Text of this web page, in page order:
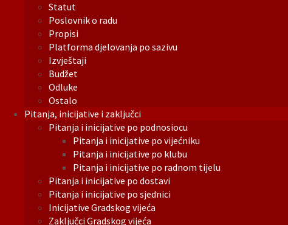
Statut
Poslovnik o radu
Propisi
Platforma djelovanja po sazivu
Izvještaji
Budžet
Odluke
Ostalo
Pitanja, inicijative i zaključci
Pitanja i inicijative po podnosiocu
Pitanja i inicijative po vijećniku
Pitanja i inicijative po klubu
Pitanja i inicijative po radnom tijelu
Pitanja i inicijative po dostavi
Pitanja i inicijative po sjednici
Inicijative Gradskog vijeća
Zaključci Gradskog vijeća